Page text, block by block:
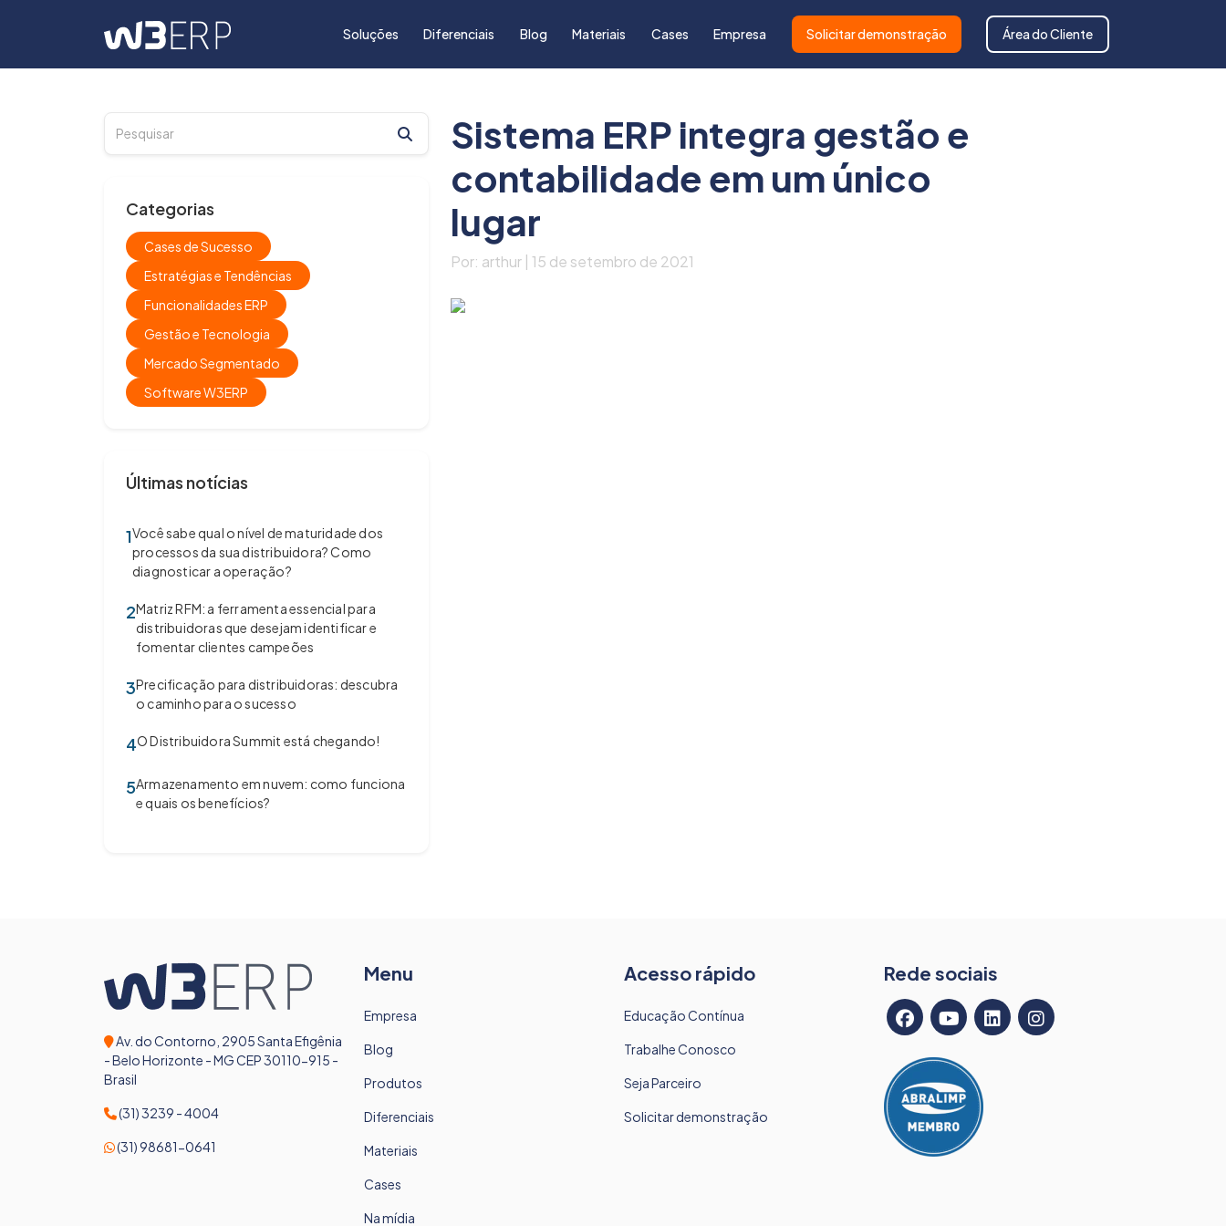
Soluções Diferenciais Blog Materiais Cases Empresa Solicitar demonstração Área do Cliente
Categorias
Cases de Sucesso
Estratégias e Tendências
Funcionalidades ERP
Gestão e Tecnologia
Mercado Segmentado
Software W3ERP
Últimas notícias
1Você sabe qual o nível de maturidade dos
processos da sua distribuidora? Como
diagnosticar a operação?
2Matriz RFM: a ferramenta essencial para
distribuidoras que desejam identificar e
fomentar clientes campeões
3Precificação para distribuidoras: descubra
o caminho para o sucesso
4O Distribuidora Summit está chegando!
5Armazenamento em nuvem: como funciona
e quais os benefícios?
Sistema ERP integra gestão e
contabilidade em um único
lugar
Por: arthur | 15 de setembro de 2021
Av. do Contorno, 2905 Santa Efigênia
- Belo Horizonte - MG CEP 30110-915 -
Brasil
(31) 3239 - 4004
(31) 98681-0641
Menu
Empresa
Blog
Produtos
Diferenciais
Materiais
Cases
Na mídia
Acesso rápido
Educação Contínua
Trabalhe Conosco
Seja Parceiro
Solicitar demonstração
Rede sociais